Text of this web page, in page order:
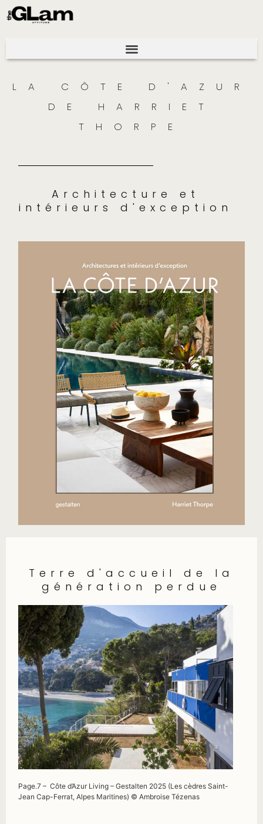
LA CÔTE D'AZUR
DE HARRIET
THORPE
Architecture et
intérieurs d'exception
Terre d'accueil de la
génération perdue
Page.7 – Côte d’Azur Living – Gestalten 2025 (Les cèdres Saint-
Jean Cap-Ferrat, Alpes Maritines) © Ambroise Tézenas